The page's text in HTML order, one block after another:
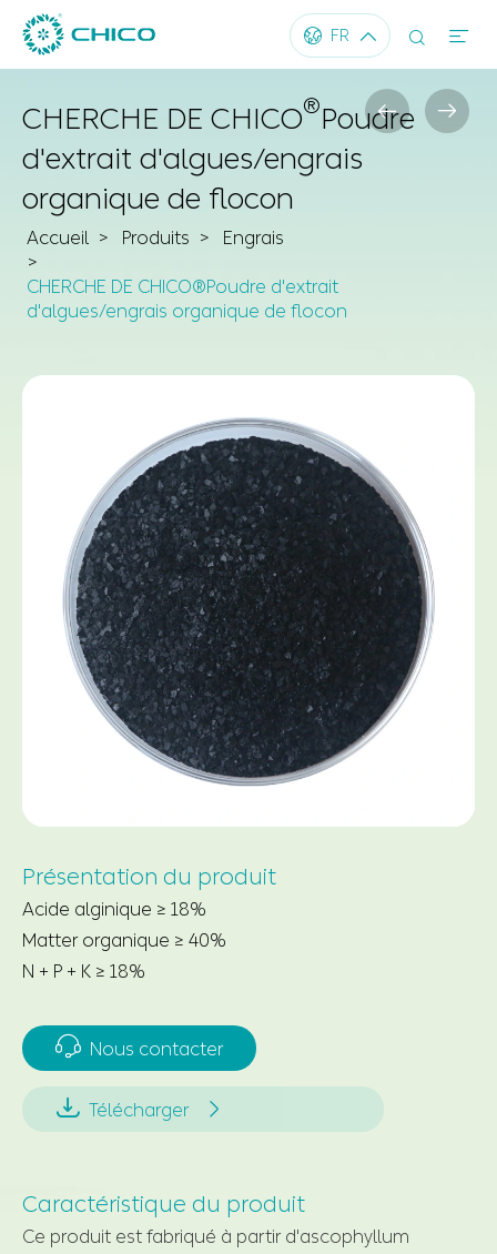
 FR   
CHERCHE DE CHICO®Poudre
d'extrait d'algues/engrais
organique de flocon
Accueil Produits Engrais
CHERCHE DE CHICO®Poudre d'extrait
d'algues/engrais organique de flocon
 
Présentation du produit
Acide alginique ≥ 18%
Matter organique ≥ 40%
N + P + K ≥ 18%
 Nous contacter
 Télécharger 
Caractéristique du produit
Ce produit est fabriqué à partir d'ascophyllum